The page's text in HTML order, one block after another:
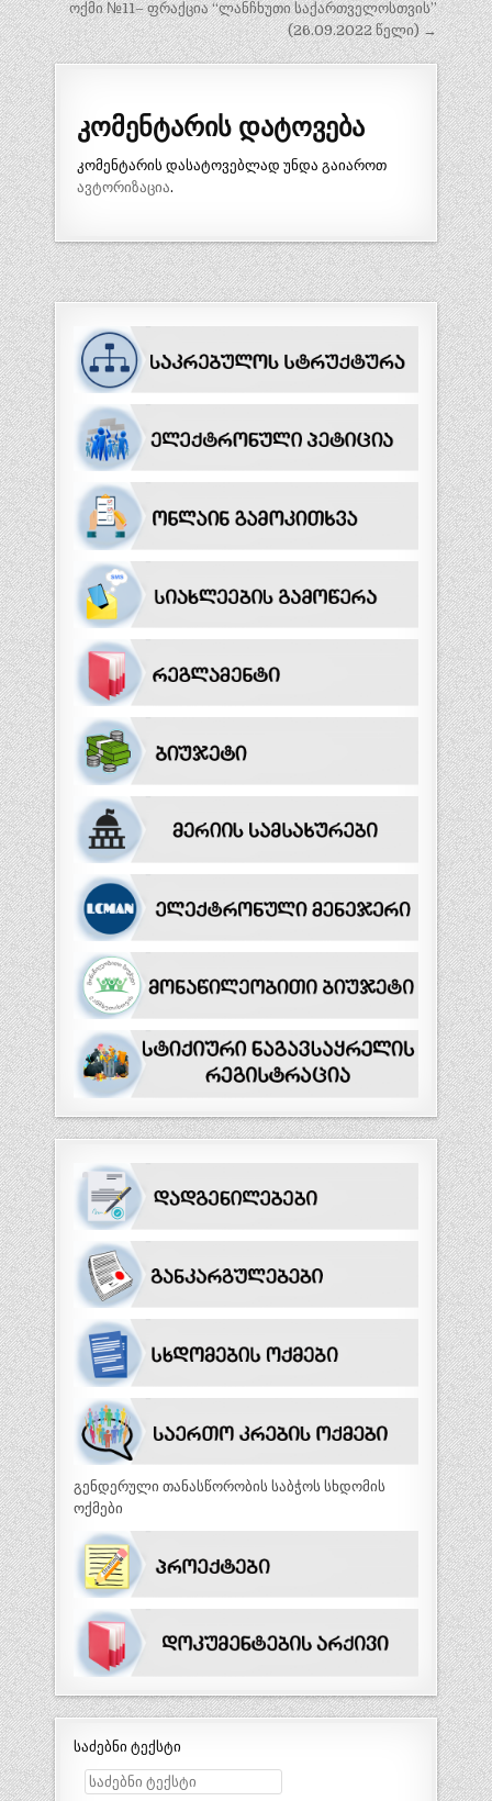
ოქმი №11– ფრაქცია “ლანჩხუთი საქართველოსთვის”
(26.09.2022 წელი) →
კომენტარის დატოვება
კომენტარის დასატოვებლად უნდა გაიაროთ
ავტორიზაცია.
გენდერული თანასწორობის საბჭოს სხდომის
ოქმები
საძებნი ტექსტი